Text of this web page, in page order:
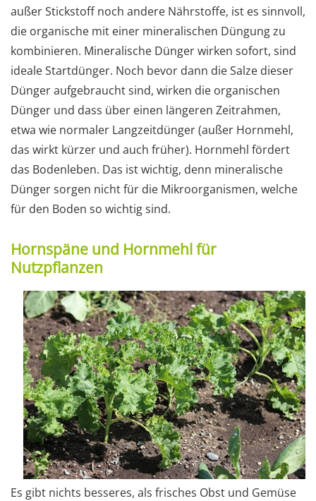
außer Stickstoff noch andere Nährstoffe, ist es sinnvoll,
die organische mit einer mineralischen Düngung zu
kombinieren. Mineralische Dünger wirken sofort, sind
ideale Startdünger. Noch bevor dann die Salze dieser
Dünger aufgebraucht sind, wirken die organischen
Dünger und dass über einen längeren Zeitrahmen,
etwa wie normaler Langzeitdünger (außer Hornmehl,
das wirkt kürzer und auch früher). Hornmehl fördert
das Bodenleben. Das ist wichtig, denn mineralische
Dünger sorgen nicht für die Mikroorganismen, welche
für den Boden so wichtig sind.
Hornspäne und Hornmehl für
Nutzpflanzen
Es gibt nichts besseres, als frisches Obst und Gemüse